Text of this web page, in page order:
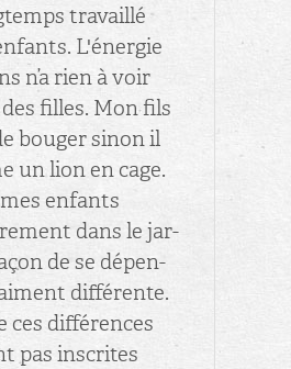
tra­vaillé
L'éner­gie
n’a rien à voir
filles. Mon fils
bou­ger sinon il
un lion en cage.
en­fants
dans le jar­
de se dé­pen­
dif­fé­rente.
ces dif­fé­rences
pas ins­crites